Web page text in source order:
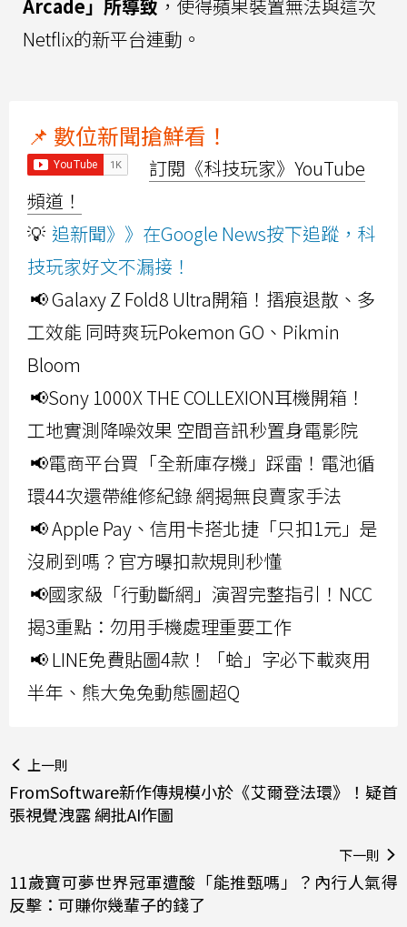
Arcade」所導致 ，使得蘋果裝置無法與這次
Netflix的新平台連動。
📌 數位新聞搶鮮看！
訂閱《科技玩家》YouTube
頻道！
💡 追新聞》》在Google News按下追蹤，科
技玩家好文不漏接！
📢 Galaxy Z Fold8 Ultra開箱！摺痕退散、多
工效能 同時爽玩Pokemon GO、Pikmin
Bloom
📢Sony 1000X THE COLLEXION耳機開箱！
工地實測降噪效果 空間音訊秒置身電影院
📢電商平台買「全新庫存機」踩雷！電池循
環44次還帶維修紀錄 網揭無良賣家手法
📢 Apple Pay、信用卡搭北捷「只扣1元」是
沒刷到嗎？官方曝扣款規則秒懂
📢國家級「行動斷網」演習完整指引！NCC
揭3重點：勿用手機處理重要工作
📢 LINE免費貼圖4款！「蛤」字必下載爽用
半年、熊大兔兔動態圖超Q
上一則
FromSoftware新作傳規模小於《艾爾登法環》！疑首
張視覺洩露 網批AI作圖
下一則
11歲寶可夢世界冠軍遭酸「能推甄嗎」？內行人氣得
反擊：可賺你幾輩子的錢了